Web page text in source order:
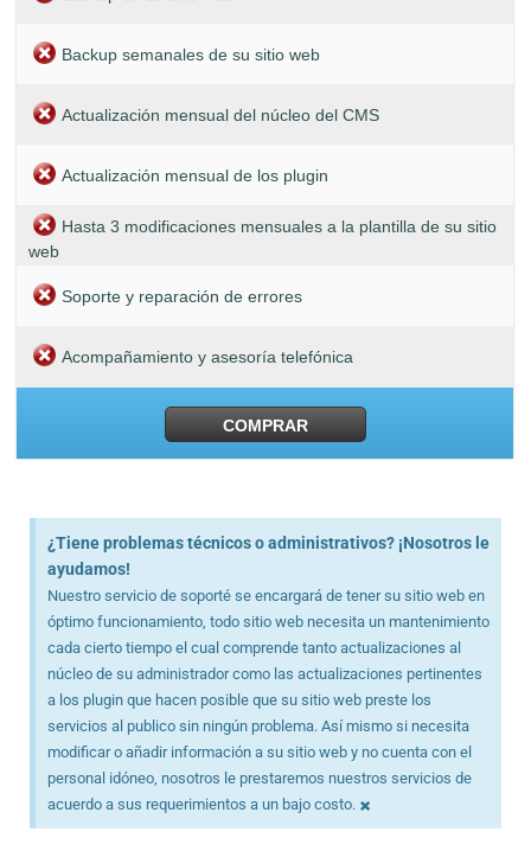
Backup semanales de su sitio web
Actualización mensual del núcleo del CMS
Actualización mensual de los plugin
Hasta 3 modificaciones mensuales a la plantilla de su sitio
web
Soporte y reparación de errores
Acompañamiento y asesoría telefónica
COMPRAR
¿Tiene problemas técnicos o administrativos? ¡Nosotros le
ayudamos!
Nuestro servicio de soporté se encargará de tener su sitio web en
óptimo funcionamiento, todo sitio web necesita un mantenimiento
cada cierto tiempo el cual comprende tanto actualizaciones al
núcleo de su administrador como las actualizaciones pertinentes
a los plugin que hacen posible que su sitio web preste los
servicios al publico sin ningún problema. Así mismo si necesita
modificar o añadir información a su sitio web y no cuenta con el
personal idóneo, nosotros le prestaremos nuestros servicios de
acuerdo a sus requerimientos a un bajo costo. ×